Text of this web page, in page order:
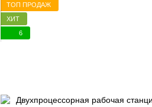
ТОП ПРОДАЖ
ХИТ
6